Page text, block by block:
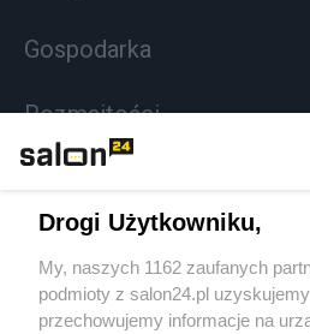
Gospodarka
Rozmaitości
Sport
Społeczeństwo
Drogi Użytkowniku,
My, naszych 1162 zaufanych
podmioty z salon24.pl
przechowujemy informacje na